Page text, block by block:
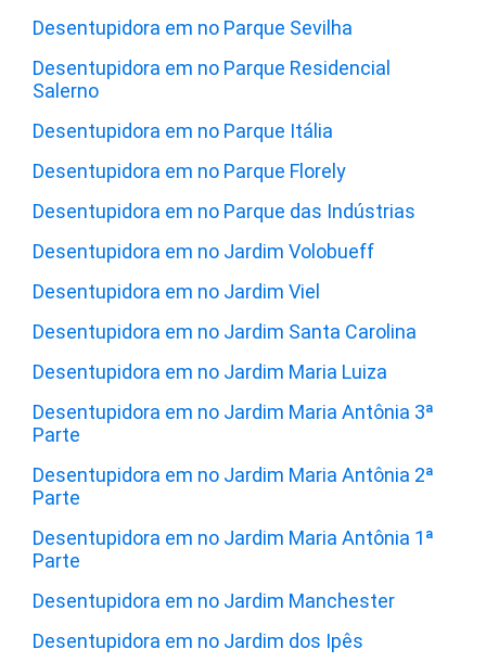
Desentupidora em no Parque Sevilha
Desentupidora em no Parque Residencial
Salerno
Desentupidora em no Parque Itália
Desentupidora em no Parque Florely
Desentupidora em no Parque das Indústrias
Desentupidora em no Jardim Volobueff
Desentupidora em no Jardim Viel
Desentupidora em no Jardim Santa Carolina
Desentupidora em no Jardim Maria Luiza
Desentupidora em no Jardim Maria Antônia 3ª
Parte
Desentupidora em no Jardim Maria Antônia 2ª
Parte
Desentupidora em no Jardim Maria Antônia 1ª
Parte
Desentupidora em no Jardim Manchester
Desentupidora em no Jardim dos Ipês